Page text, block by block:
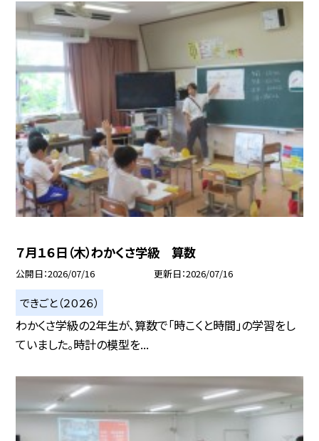
７月１６日（木）わかくさ学級 算数
公開日 2026/07/16 更新日 2026/07/16
できごと（２０２６）
わかくさ学級の2年生が、算数で「時こくと時間」の学習をし
ていました。時計の模型を...